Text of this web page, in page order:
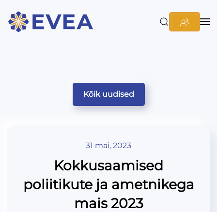
Kõik uudised
31 mai, 2023
Kokkusaamised
poliitikute ja ametnikega
mais 2023